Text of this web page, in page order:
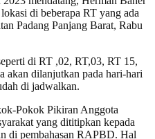
di beberapa RT yang ada
Padang Panjang Barat, Rabu
di RT ,02, RT,03, RT 15,
akan dilanjutkan pada hari-hari
di jadwalkan.
Pokok Pikiran Anggota
yang dititipkan kepada
di pembahasan RAPBD. Hal